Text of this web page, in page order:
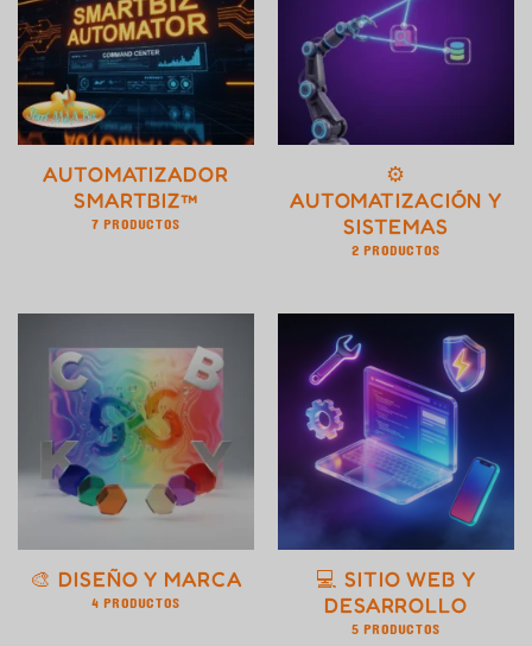
AUTOMATIZADOR
SMARTBIZ™
7 PRODUCTOS
⚙️
AUTOMATIZACIÓN Y
SISTEMAS
2 PRODUCTOS
🎨 DISEÑO Y MARCA
4 PRODUCTOS
💻 SITIO WEB Y
DESARROLLO
5 PRODUCTOS